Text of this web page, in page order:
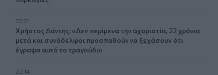
22:21
Χρήστος Δάντης: «Δεν περίμενα την αχαριστία, 22 χρόνια
μετά και συνάδελφοι προσπαθούν να ξεχάσουν ότι
έγραψα αυτό το τραγούδι»
22:14